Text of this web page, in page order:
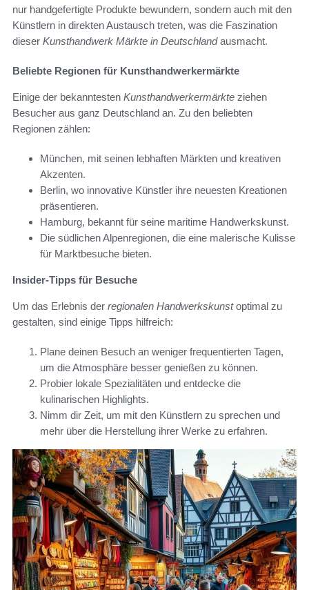
nur handgefertigte Produkte bewundern, sondern auch mit den
Künstlern in direkten Austausch treten, was die Faszination
dieser Kunsthandwerk Märkte in Deutschlandausmacht.
Beliebte Regionen für Kunsthandwerkermärkte
Einige der bekanntesten Kunsthandwerkermärkte ziehen
Besucher aus ganz Deutschland an. Zu den beliebten
Regionen zählen:
München, mit seinen lebhaften Märkten und kreativen
Akzenten.
Berlin, wo innovative Künstler ihre neuesten Kreationen
präsentieren.
Hamburg, bekannt für seine maritime Handwerkskunst.
Die südlichen Alpenregionen, die eine malerische Kulisse
für Marktbesuche bieten.
Insider-Tipps für Besuche
Um das Erlebnis der regionalen Handwerkskunstoptimal zu
gestalten, sind einige Tipps hilfreich:
Plane deinen Besuch an weniger frequentierten Tagen,
um die Atmosphäre besser genießen zu können.
Probier lokale Spezialitäten und entdecke die
kulinarischen Highlights.
Nimm dir Zeit, um mit den Künstlern zu sprechen und
mehr über die Herstellung ihrer Werke zu erfahren.